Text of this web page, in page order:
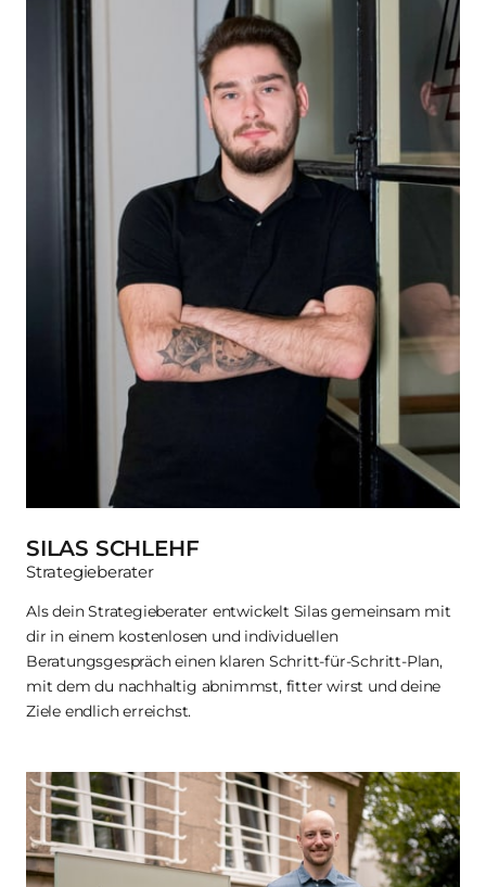
SILAS SCHLEHF
Strategieberater
Als dein Strategieberater entwickelt Silas gemeinsam mit
dir in einem kostenlosen und individuellen
Beratungsgespräch einen klaren Schritt-für-Schritt-Plan,
mit dem du nachhaltig abnimmst, fitter wirst und deine
Ziele endlich erreichst.